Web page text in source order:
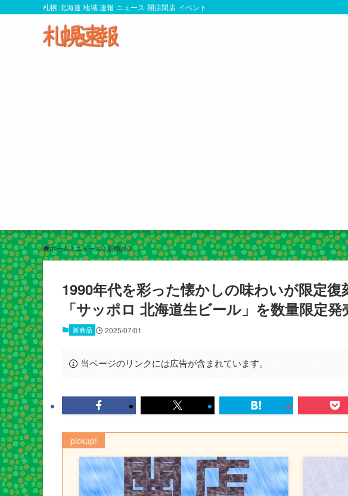
札幌 北海道 地域 速報 ニュース 開店閉店 イベント
ホーム ニュース 新商品
1990年代を彩った懐かしの味わいが限定
「サッポロ 北海道生ビール」を数量限定発
新商品 2025/07/01
当ページのリンクには広告が含まれています。
pickup!